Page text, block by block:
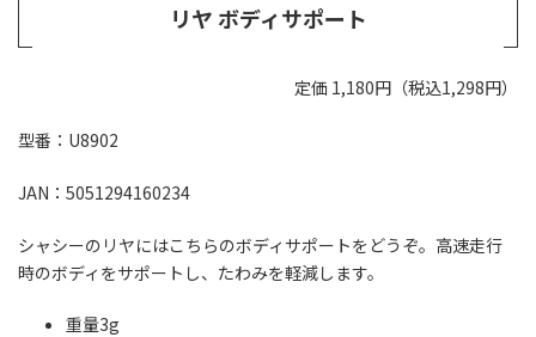
リヤ ボディサポート
定価 1,180円（税込1,298円）
型番：U8902
JAN：5051294160234
シャシーのリヤにはこちらのボディサポートをどうぞ。高速走行
時のボディをサポートし、たわみを軽減します。
重量3g